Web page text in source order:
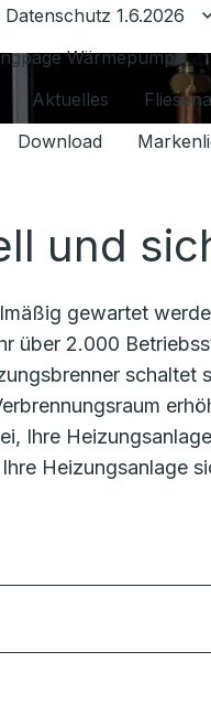
für Ratgeber
Datenschutz 1.6.2026
Wärmepumpe
Aktuelles
Download
und
gewartet
über 2.000
schaltet
Ihre
Heizungsanlage